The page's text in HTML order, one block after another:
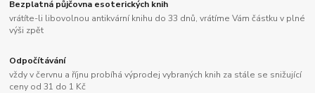
Bezplatná půjčovna esoterických knih
vrátíte-li libovolnou antikvární knihu do 33 dnů, vrátíme Vám částku v plné
výši zpět
Odpočítávání
vždy v červnu a říjnu probíhá výprodej vybraných knih za stále se snižující
ceny od 31 do 1 Kč